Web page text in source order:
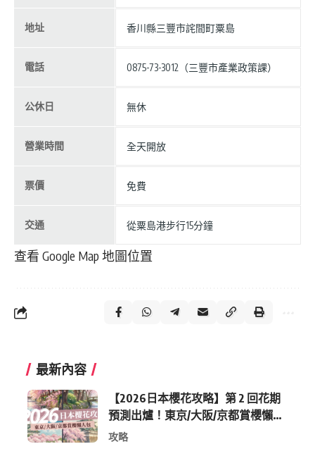
地址 香川縣三豐市詫間町粟島
電話 0875-73-3012（三豐市產業政策課）
公休日 無休
營業時間 全天開放
票價 免費
交通 從粟島港步行15分鐘
查看 Google Map 地圖位置
最新內容
【2026日本櫻花攻略】第 2 回花期
預測出爐！東京/大阪/京都賞櫻懶人
包 (附最新時間表)
攻略